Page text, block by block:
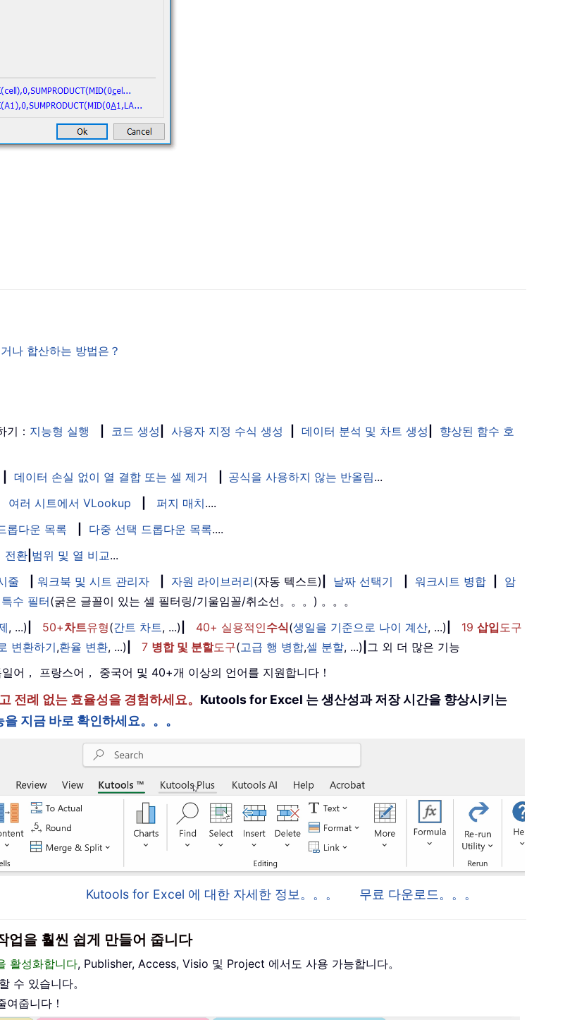
나 합산하는 방법은？
기： 지능형 실행 코드 생성 사용자 지정 수식 생성 데이터 분석 및 차트 생성
향상된 함수 호
데이터 손실 없이 열 결합 또는 셀 제거 공식을 사용하지 않는 반올림...
여러 시트에서 VLookup 퍼지 매치....
롭다운 목록 다중 선택 드롭다운 목록....
전환 범위 및 열 비교...
줄 워크북 및 시트 관리자 자원 라이브러리(자동 텍스트) 날짜 선택기 워크시트 병합
암
특수 필터(굵은 글꼴이 있는 셀 필터링/기울임꼴/취소선。。。) 。。。
, ...) 50+차트유형(간트 차트, ...) 40+ 실용적인수식(생일을 기준으로 나이 계산, ...) 19 삽입도구
변환하기,환율 변환, ...) 7 병합 및 분할도구(고급 행 병합,셀 분할, ...) 그 외 더 많은 기능
어， 프랑스어， 중국어 및 40+개 이상의 언어를 지원합니다！
례 없는 효율성을 경험하세요。 Kutools for Excel 는 생산성과 저장 시간을 향상시키는
지금 바로 확인하세요。。。
Kutools for Excel 에 대한 자세한 정보。。。 무료 다운로드。。。
업을 훨씬 쉽게 만들어 줍니다
활성화합니다, Publisher, Access, Visio 및 Project 에서도 사용 가능합니다。
수 있습니다。
줍니다！